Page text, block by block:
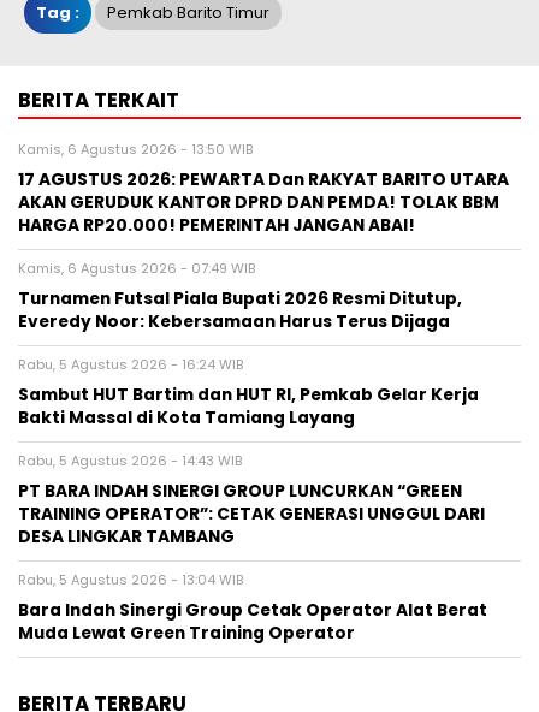
Tag : Pemkab Barito Timur
BERITA TERKAIT
Kamis, 6 Agustus 2026 - 13:50 WIB
17 AGUSTUS 2026: PEWARTA Dan RAKYAT BARITO UTARA
AKAN GERUDUK KANTOR DPRD DAN PEMDA! TOLAK BBM
HARGA RP20.000! PEMERINTAH JANGAN ABAI!
Kamis, 6 Agustus 2026 - 07:49 WIB
Turnamen Futsal Piala Bupati 2026 Resmi Ditutup,
Everedy Noor: Kebersamaan Harus Terus Dijaga
Rabu, 5 Agustus 2026 - 16:24 WIB
Sambut HUT Bartim dan HUT RI, Pemkab Gelar Kerja
Bakti Massal di Kota Tamiang Layang
Rabu, 5 Agustus 2026 - 14:43 WIB
PT BARA INDAH SINERGI GROUP LUNCURKAN “GREEN
TRAINING OPERATOR”: CETAK GENERASI UNGGUL DARI
DESA LINGKAR TAMBANG
Rabu, 5 Agustus 2026 - 13:04 WIB
Bara Indah Sinergi Group Cetak Operator Alat Berat
Muda Lewat Green Training Operator
BERITA TERBARU